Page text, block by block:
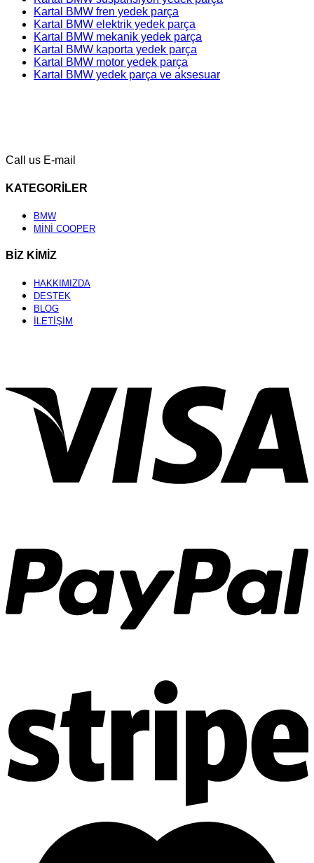
Kartal BMW fren yedek parça
Kartal BMW elektrik yedek parça
Kartal BMW mekanik yedek parça
Kartal BMW kaporta yedek parça
Kartal BMW motor yedek parça
Kartal BMW yedek parça ve aksesuar
Call us E-mail
KATEGORİLER
BMW
MİNİ COOPER
BİZ KİMİZ
HAKKIMIZDA
DESTEK
BLOG
İLETİŞİM